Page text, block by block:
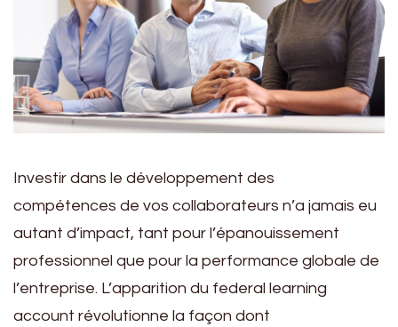
Investir dans le développement des
compétences de vos collaborateurs n’a jamais eu
autant d’impact, tant pour l’épanouissement
professionnel que pour la performance globale de
l’entreprise. L’apparition du federal learning
account révolutionne la façon dont